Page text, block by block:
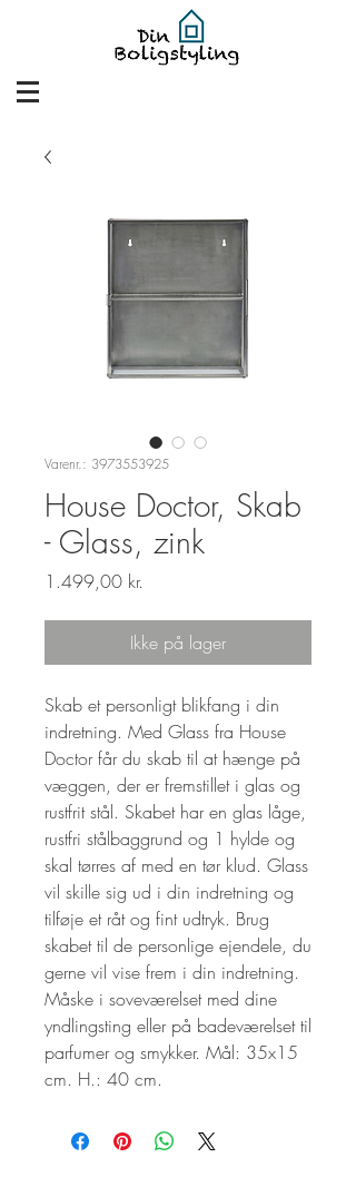
Varenr.: 3973553925
House Doctor, Skab
- Glass, zink
1.499,00 kr.
Ikke på lager
Skab et personligt blikfang i din
indretning. Med Glass fra House
Doctor får du skab til at hænge på
væggen, der er fremstillet i glas og
rustfrit stål. Skabet har en glas låge,
rustfri stålbaggrund og 1 hylde og
skal tørres af med en tør klud. Glass
vil skille sig ud i din indretning og
tilføje et råt og fint udtryk. Brug
skabet til de personlige ejendele, du
gerne vil vise frem i din indretning.
Måske i soveværelset med dine
yndlingsting eller på badeværelset til
parfumer og smykker. Mål: 35x15
cm. H.: 40 cm.